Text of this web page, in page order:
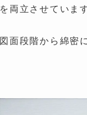
を両立させていま
図面段階から綿密